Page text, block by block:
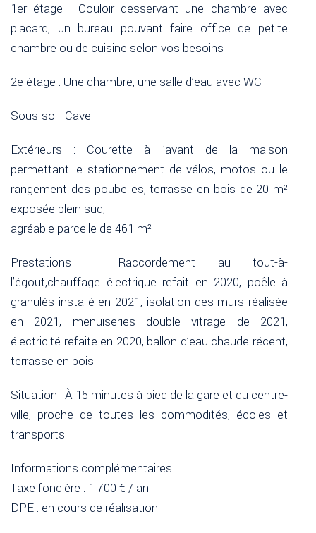
1er étage : Couloir desservant une chambre avec
placard, un bureau pouvant faire office de petite
chambre ou de cuisine selon vos besoins
2e étage : Une chambre, une salle d’eau avec WC
Sous-sol : Cave
Extérieurs : Courette à l’avant de la maison
permettant le stationnement de vélos, motos ou le
rangement des poubelles, terrasse en bois de 20 m²
exposée plein sud,
agréable parcelle de 461 m²
Prestations : Raccordement au tout-à-
l’égout,chauffage électrique refait en 2020, poêle à
granulés installé en 2021, isolation des murs réalisée
en 2021, menuiseries double vitrage de 2021,
électricité refaite en 2020, ballon d’eau chaude récent,
terrasse en bois
Situation : À 15 minutes à pied de la gare et du centre-
ville, proche de toutes les commodités, écoles et
transports.
Informations complémentaires :
Taxe foncière : 1 700 € / an
DPE : en cours de réalisation.